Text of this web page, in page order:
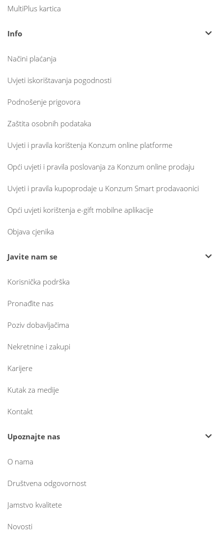
MultiPlus kartica
Info
Načini plaćanja
Uvjeti iskorištavanja pogodnosti
Podnošenje prigovora
Zaštita osobnih podataka
Uvjeti i pravila korištenja Konzum online platforme
Opći uvjeti i pravila poslovanja za Konzum online prodaju
Uvjeti i pravila kupoprodaje u Konzum Smart prodavaonici
Opći uvjeti korištenja e-gift mobilne aplikacije
Objava cjenika
Javite nam se
Korisnička podrška
Pronađite nas
Poziv dobavljačima
Nekretnine i zakupi
Karijere
Kutak za medije
Kontakt
Upoznajte nas
O nama
Društvena odgovornost
Jamstvo kvalitete
Novosti